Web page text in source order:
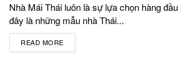
Nhà Mái Thái luôn là sự lựa chọn hàng
đây là những mẫu nhà Thái...
READ MORE